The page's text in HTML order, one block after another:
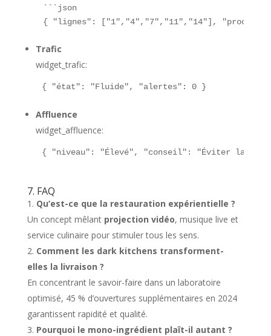
  ```json
{ "lignes": ["1","4","7","11","14"],
Trafic
widget_trafic:
{ "état": "Fluide", "alertes": 0 }
Affluence
widget_affluence:
{ "niveau": "Élevé", "conseil": "Éviter la
7. FAQ
Qu’est-ce que la restauration expérientielle ?
Un concept mêlant projection vidéo, musique live et
service culinaire pour stimuler tous les sens.
Comment les dark kitchens transforment-
elles la livraison ?
En concentrant le savoir-faire dans un laboratoire
optimisé, 45 % d’ouvertures supplémentaires en 2024
garantissent rapidité et qualité.
Pourquoi le mono-ingrédient plaît-il autant ?